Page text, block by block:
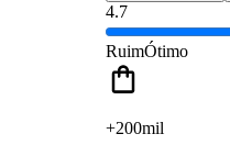
4.7
RuimÓtimo
+200mil